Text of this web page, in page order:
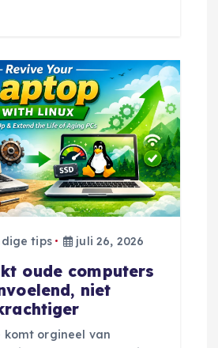
tips juli 26, 2026
oude computers
niet
komt orgineel van